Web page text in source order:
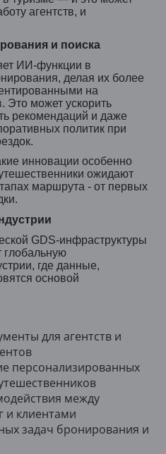
агентств, и
и поиска
ИИ-функции в
делая их более
на
Это может ускорить
рекомендаций и даже
политик при
инновации особенно
ожидают
маршрута - от первых
GDS-инфраструктуры
где данные,
основой
для агентств и
персонализированных
между
и клиентами
задач бронирования и